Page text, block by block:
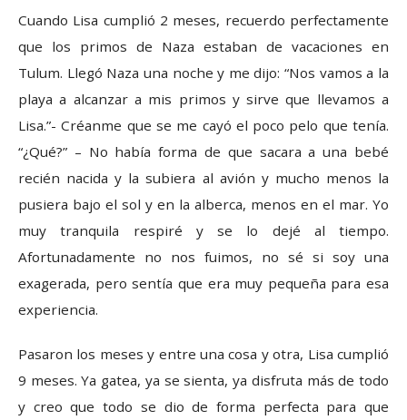
Cuando Lisa cumplió 2 meses, recuerdo perfectamente
que los primos de Naza estaban de vacaciones en
Tulum. Llegó Naza una noche y me dijo: “Nos vamos a la
playa a alcanzar a mis primos y sirve que llevamos a
Lisa.”- Créanme que se me cayó el poco pelo que tenía.
“¿Qué?” – No había forma de que sacara a una bebé
recién nacida y la subiera al avión y mucho menos la
pusiera bajo el sol y en la alberca, menos en el mar. Yo
muy tranquila respiré y se lo dejé al tiempo.
Afortunadamente no nos fuimos, no sé si soy una
exagerada, pero sentía que era muy pequeña para esa
experiencia.
Pasaron los meses y entre una cosa y otra, Lisa cumplió
9 meses. Ya gatea, ya se sienta, ya disfruta más de todo
y creo que todo se dio de forma perfecta para que